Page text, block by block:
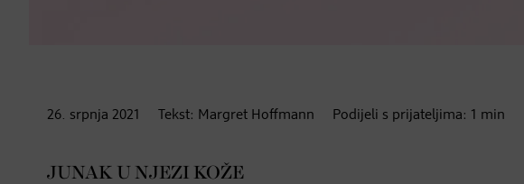
26. srpnja 2021 Tekst: Margret Hoffmann Podijeli s prijateljima: 1 min
JUNAK U NJEZI KOŽE